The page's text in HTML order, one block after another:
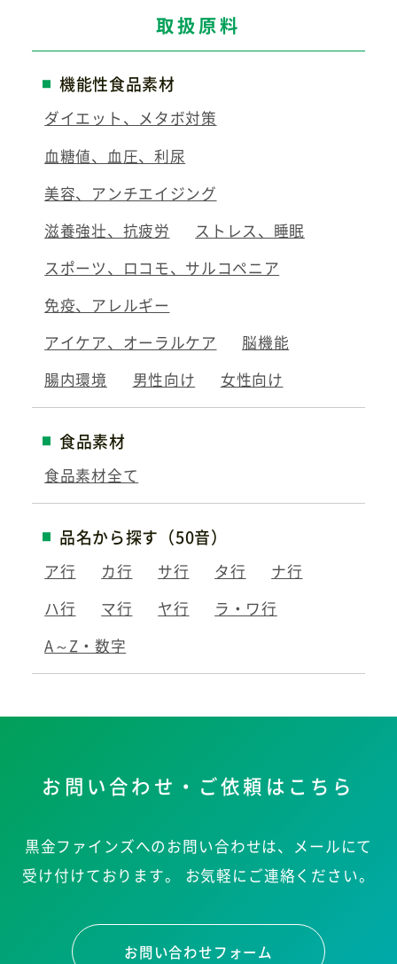
取扱原料
機能性食品素材
ダイエット、メタボ対策
血糖値、血圧、利尿
美容、アンチエイジング
滋養強壮、抗疲労
ストレス、睡眠
スポーツ、ロコモ、サルコペニア
免疫、アレルギー
アイケア、オーラルケア
脳機能
腸内環境
男性向け 女性向け
食品素材
食品素材全て
品名から探す（50音）
ア行 カ行 サ行 タ行
ナ行
ハ行
マ行 ヤ行
ラ・ワ行
A～Z・数字
お問い合わせ・ご依頼はこちら
黒金ファインズへのお問い合わせは、メールにて
受け付けております。
お気軽にご連絡ください。
お問い合わせフォーム